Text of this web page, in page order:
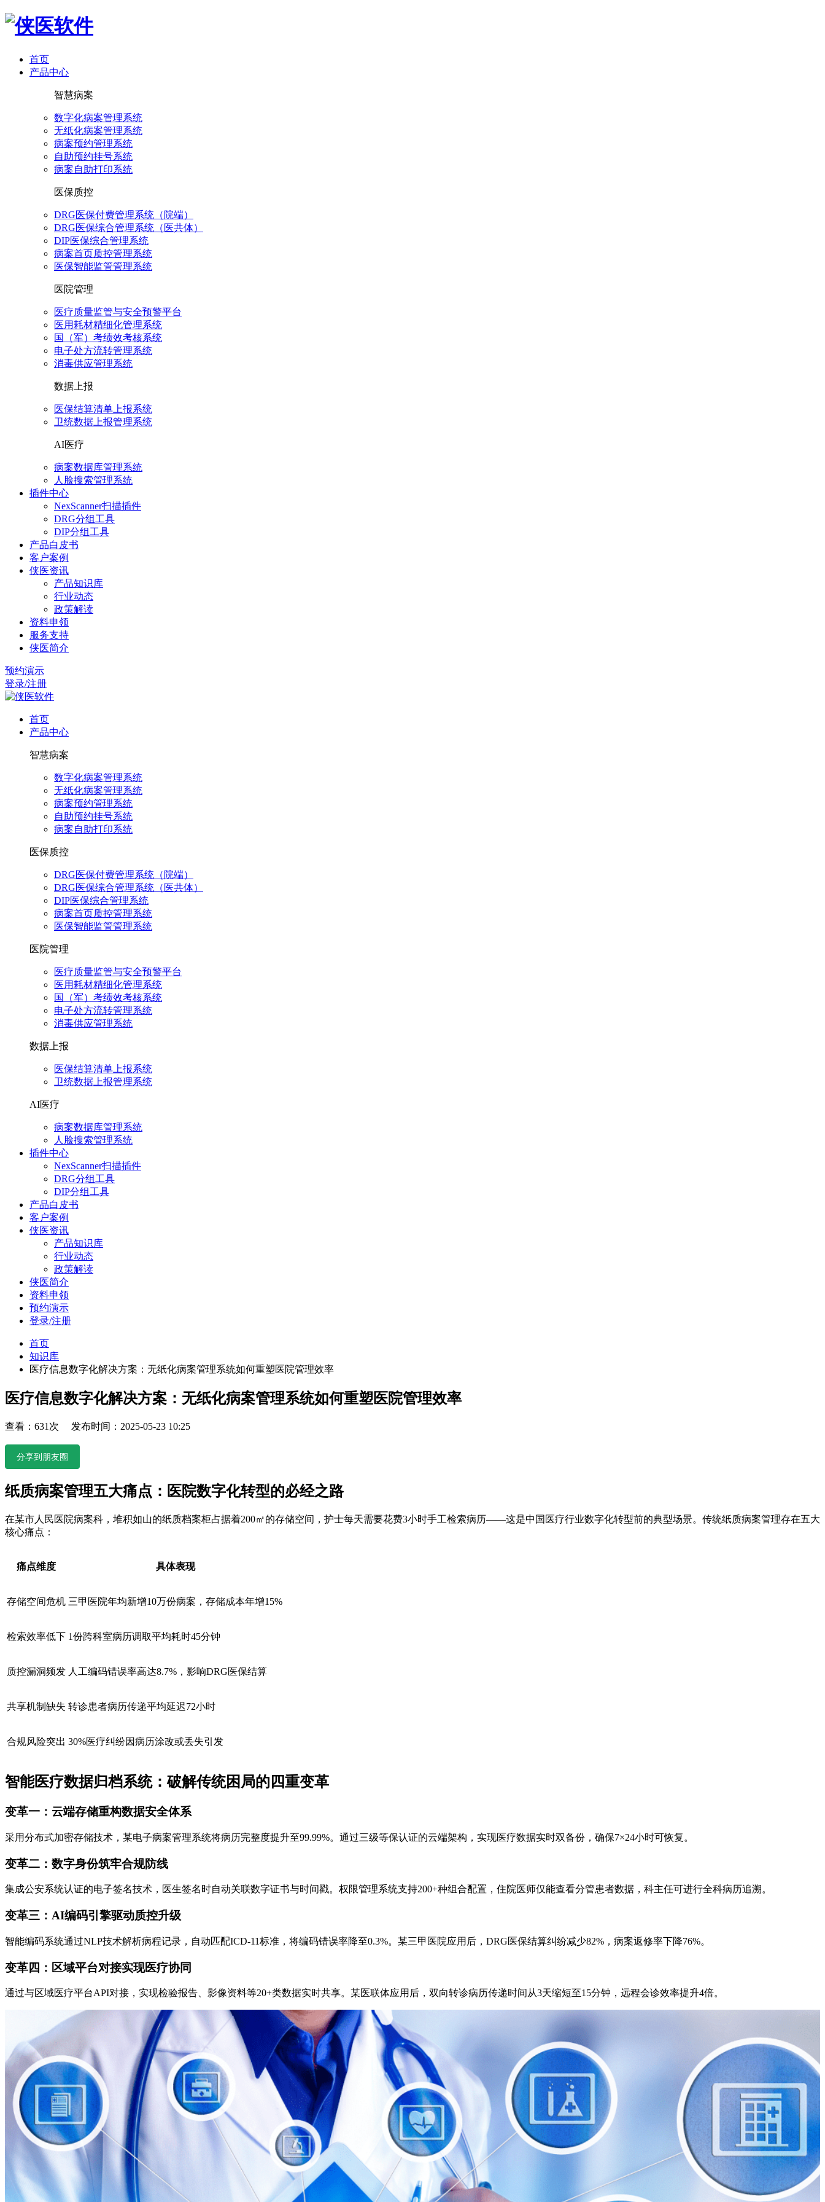
首页
产品中心
智慧病案
数字化病案管理系统
无纸化病案管理系统
病案预约管理系统
自助预约挂号系统
病案自助打印系统
医保质控
DRG医保付费管理系统（院端）
DRG医保综合管理系统（医共体）
DIP医保综合管理系统
病案首页质控管理系统
医保智能监管管理系统
医院管理
医疗质量监管与安全预警平台
医用耗材精细化管理系统
国（军）考绩效考核系统
电子处方流转管理系统
消毒供应管理系统
数据上报
医保结算清单上报系统
卫统数据上报管理系统
AI医疗
病案数据库管理系统
人脸搜索管理系统
插件中心
NexScanner扫描插件
DRG分组工具
DIP分组工具
产品白皮书
客户案例
侠医资讯
产品知识库
行业动态
政策解读
资料申领
服务支持
侠医简介
预约演示
登录/注册
首页
产品中心
智慧病案
数字化病案管理系统
无纸化病案管理系统
病案预约管理系统
自助预约挂号系统
病案自助打印系统
医保质控
DRG医保付费管理系统（院端）
DRG医保综合管理系统（医共体）
DIP医保综合管理系统
病案首页质控管理系统
医保智能监管管理系统
医院管理
医疗质量监管与安全预警平台
医用耗材精细化管理系统
国（军）考绩效考核系统
电子处方流转管理系统
消毒供应管理系统
数据上报
医保结算清单上报系统
卫统数据上报管理系统
AI医疗
病案数据库管理系统
人脸搜索管理系统
插件中心
NexScanner扫描插件
DRG分组工具
DIP分组工具
产品白皮书
客户案例
侠医资讯
产品知识库
行业动态
政策解读
侠医简介
资料申领
预约演示
登录/注册
首页
知识库
医疗信息数字化解决方案：无纸化病案管理系统如何重塑医院管理效率
医疗信息数字化解决方案：无纸化病案管理系统如何重塑医院管理效率
查看：631次 发布时间：2025-05-23 10:25
分享到朋友圈
纸质病案管理五大痛点：医院数字化转型的必经之路
在某市人民医院病案科，堆积如山的纸质档案柜占据着200㎡的存储空间，护士每天需要花费3小时手工检索病历——这是中国医疗行业数字化转型前的典型场景。传统纸质病案管理存在五大
核心痛点：
痛点维度 具体表现
存储空间危机 三甲医院年均新增10万份病案，存储成本年增15%
检索效率低下 1份跨科室病历调取平均耗时45分钟
质控漏洞频发 人工编码错误率高达8.7%，影响DRG医保结算
共享机制缺失 转诊患者病历传递平均延迟72小时
合规风险突出 30%医疗纠纷因病历涂改或丢失引发
智能医疗数据归档系统：破解传统困局的四重变革
变革一：云端存储重构数据安全体系
采用分布式加密存储技术，某电子病案管理系统将病历完整度提升至99.99%。通过三级等保认证的云端架构，实现医疗数据实时双备份，确保7×24小时可恢复。
变革二：数字身份筑牢合规防线
集成公安系统认证的电子签名技术，医生签名时自动关联数字证书与时间戳。权限管理系统支持200+种组合配置，住院医师仅能查看分管患者数据，科主任可进行全科病历追溯。
变革三：AI编码引擎驱动质控升级
智能编码系统通过NLP技术解析病程记录，自动匹配ICD-11标准，将编码错误率降至0.3%。某三甲医院应用后，DRG医保结算纠纷减少82%，病案返修率下降76%。
变革四：区域平台对接实现医疗协同
通过与区域医疗平台API对接，实现检验报告、影像资料等20+类数据实时共享。某医联体应用后，双向转诊病历传递时间从3天缩短至15分钟，远程会诊效率提升4倍。